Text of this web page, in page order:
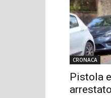
CRONACA
Pistola